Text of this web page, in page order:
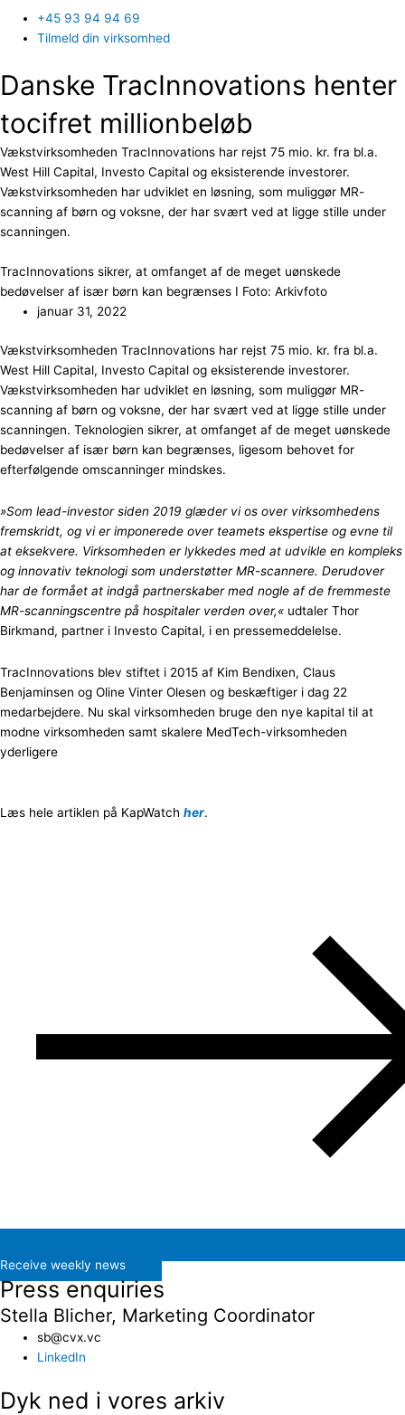
+45 93 94 94 69
Tilmeld din virksomhed
Danske TracInnovations henter
tocifret millionbeløb
Vækstvirksomheden TracInnovations har rejst 75 mio. kr. fra bl.a.
West Hill Capital, Investo Capital og eksisterende investorer.
Vækstvirksomheden har udviklet en løsning, som muliggør MR-
scanning af børn og voksne, der har svært ved at ligge stille under
scanningen.
TracInnovations sikrer, at omfanget af de meget uønskede
bedøvelser af især børn kan begrænses I Foto: Arkivfoto
januar 31, 2022
Vækstvirksomheden TracInnovations har rejst 75 mio. kr. fra bl.a.
West Hill Capital, Investo Capital og eksisterende investorer.
Vækstvirksomheden har udviklet en løsning, som muliggør MR-
scanning af børn og voksne, der har svært ved at ligge stille under
scanningen. Teknologien sikrer, at omfanget af de meget uønskede
bedøvelser af især børn kan begrænses, ligesom behovet for
efterfølgende omscanninger mindskes.
»Som lead-investor siden 2019 glæder vi os over virksomhedens
fremskridt, og vi er imponerede over teamets ekspertise og evne til
at eksekvere. Virksomheden er lykkedes med at udvikle en kompleks
og innovativ teknologi som understøtter MR-scannere. Derudover
har de formået at indgå partnerskaber med nogle af de fremmeste
MR-scanningscentre på hospitaler verden over,« udtaler Thor
Birkmand, partner i Investo Capital, i en pressemeddelelse.
TracInnovations blev stiftet i 2015 af Kim Bendixen, Claus
Benjaminsen og Oline Vinter Olesen og beskæftiger i dag 22
medarbejdere. Nu skal virksomheden bruge den nye kapital til at
modne virksomheden samt skalere MedTech-virksomheden
yderligere
Læs hele artiklen på KapWatch her.
Receive weekly news
Press enquiries
Stella Blicher, Marketing Coordinator
sb@cvx.vc​
LinkedIn
Dyk ned i vores arkiv